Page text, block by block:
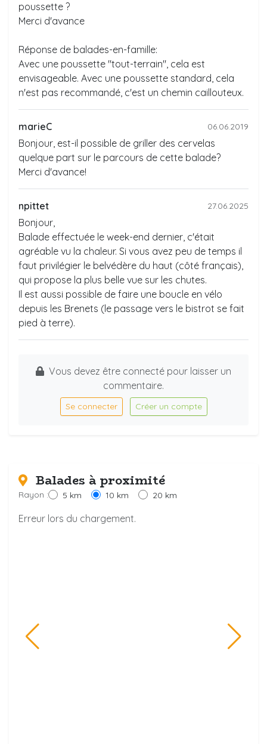
poussette ?
Merci d'avance
Réponse de balades-en-famille:
Avec une poussette "tout-terrain", cela est
envisageable. Avec une poussette standard, cela
n'est pas recommandé, c'est un chemin caillouteux.
marieC 06.06.2019
Bonjour, est-il possible de griller des cervelas
quelque part sur le parcours de cette balade?
Merci d'avance!
npittet 27.06.2025
Bonjour,
Balade effectuée le week-end dernier, c'était
agréable vu la chaleur. Si vous avez peu de temps il
faut privilégier le belvédère du haut (côté français),
qui propose la plus belle vue sur les chutes.
Il est aussi possible de faire une boucle en vélo
depuis les Brenets (le passage vers le bistrot se fait
pied à terre).
Vous devez être connecté pour laisser un
commentaire.
Se connecter Créer un compte
Balades à proximité
Rayon : 5 km 10 km 20 km
Erreur lors du chargement.